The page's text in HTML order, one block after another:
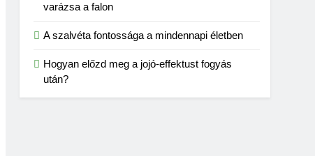
varázsa a falon
A szalvéta fontossága a mindennapi életben
Hogyan előzd meg a jojó-effektust fogyás
után?